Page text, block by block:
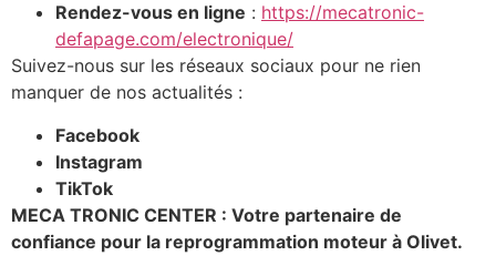
Rendez-vous en ligne : https://mecatronic-
defapage.com/electronique/
Suivez-nous sur les réseaux sociaux pour ne rien
manquer de nos actualités :
Facebook
Instagram
TikTok
MECA TRONIC CENTER : Votre partenaire de
confiance pour la reprogrammation moteur à Olivet.